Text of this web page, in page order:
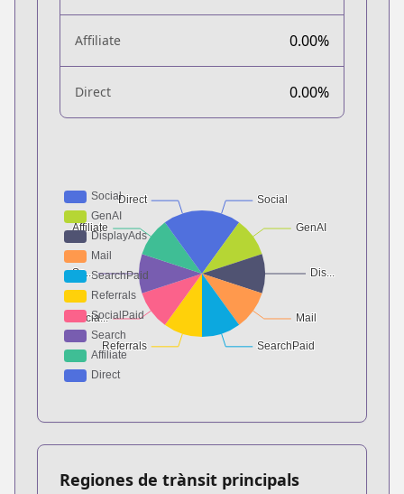
Affiliate 0.00%
Direct 0.00%
Regiones de trànsit principals